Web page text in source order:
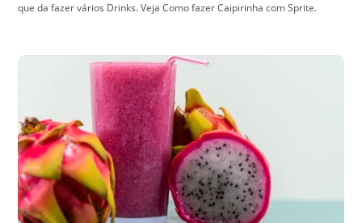
que da fazer vários Drinks. Veja Como fazer Caipirinha com Sprite.